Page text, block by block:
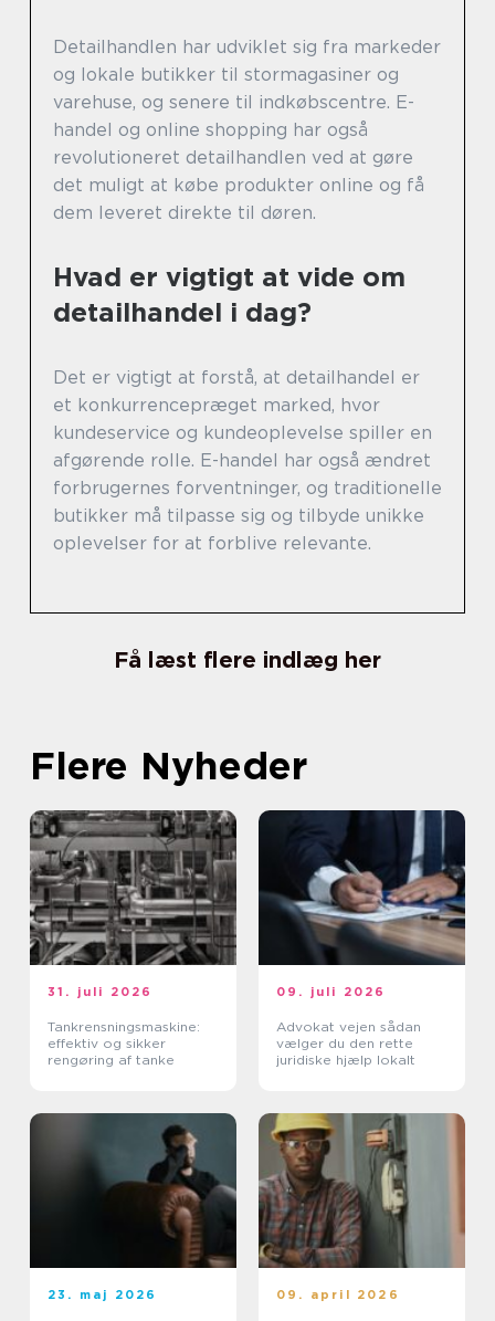
Detailhandlen har udviklet sig fra markeder
og lokale butikker til stormagasiner og
varehuse, og senere til indkøbscentre. E-
handel og online shopping har også
revolutioneret detailhandlen ved at gøre
det muligt at købe produkter online og få
dem leveret direkte til døren.
Hvad er vigtigt at vide om
detailhandel i dag?
Det er vigtigt at forstå, at detailhandel er
et konkurrencepræget marked, hvor
kundeservice og kundeoplevelse spiller en
afgørende rolle. E-handel har også ændret
forbrugernes forventninger, og traditionelle
butikker må tilpasse sig og tilbyde unikke
oplevelser for at forblive relevante.
Få læst flere indlæg her
Flere Nyheder
31. juli 2026
Tankrensningsmaskine:
effektiv og sikker
rengøring af tanke
09. juli 2026
Advokat vejen sådan
vælger du den rette
juridiske hjælp lokalt
23. maj 2026 09. april 2026